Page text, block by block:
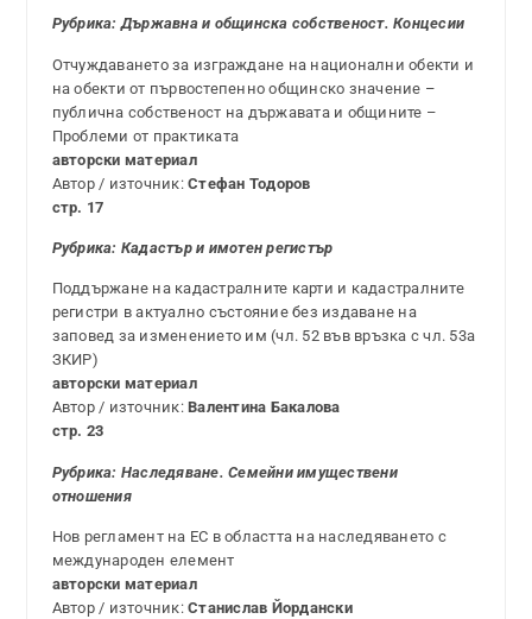
Рубрика:Държавна и общинска собственост. Концесии
Отчуждаването за изграждане на национални обекти и
на обекти от първостепенно общинско значение –
публична собственост на държавата и общините –
Проблеми от практиката
авторски материал
Автор / източник:Стефан Тодоров
стр. 17
Рубрика: Кадастър и имотен регистър
Поддържане на кадастралните карти и кадастралните
регистри в актуално състояние без издаване на
заповед за изменението им (чл. 52 във връзка с чл. 53а
ЗКИР)
авторски материал
Автор / източник:Валентина Бакалова
стр. 23
Рубрика: Наследяване. Семейни имуществени
отношения
Нов регламент на ЕС в областта на наследяването с
международен елемент
авторски материал
Автор / източник:Станислав Йордански